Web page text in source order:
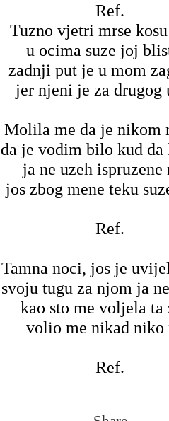
Ref.
Tuzno vjetri mrse
u ocima suze joj
zadnji put je u mom
jer njeni je za drugog
Molila me da je nikom
da je vodim bilo kud da
ja ne uzeh ispruzene
jos zbog mene teku
Ref.
Tamna noci, jos je
svoju tugu za njom ja
kao sto me voljela ta
volio me nikad niko
Ref.